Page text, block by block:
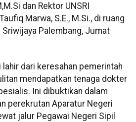
dan Rektor UNSRI
Marwa, S.E., M.Si., di ruang
Palembang, Jumat
dari keresahan pemerintah
mendapatkan tenaga dokter
Ini dibuktikan dalam
perekrutan Aparatur Negeri
jalur Pegawai Negeri Sipil